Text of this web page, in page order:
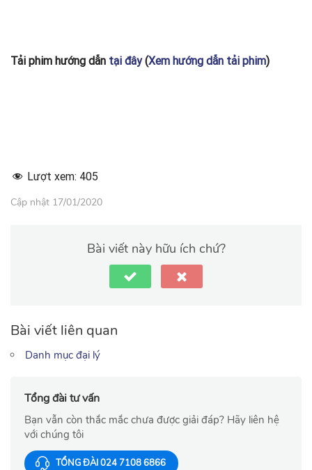
Tải phim hướng dẫn tại đây(Xem hướng dẫn tải phim)
Lượt xem: 405
Cập nhật 17/01/2020
Bài viết này hữu ích chứ?
Bài viết liên quan
Danh mục đại lý
Tổng đài tư vấn
Bạn vẫn còn thắc mắc chưa được giải đáp? Hãy liên hệ
với chúng tôi
TỔNG ĐÀI 024 7108 6866